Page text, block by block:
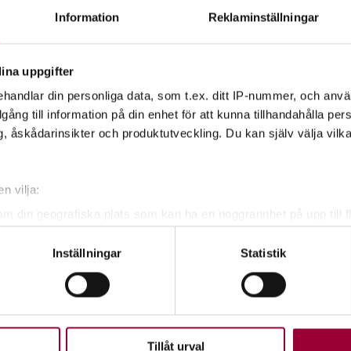
Information Reklaminställningar
uppgifter
din personliga data, som t.ex. ditt IP-nummer, och
till information på din enhet för att kunna tillhandahålla
åskådarinsikter och produktutveckling. Du kan själv välja
vilja:
uppgifter behandlas och ställ in dina preferenser i
när som helst från cookie-förklaringen.
som möjligt använder vi kakor (cookies) på vår
Inställningar Statistik
Tillåt urval
från Västra Götalandsregionen